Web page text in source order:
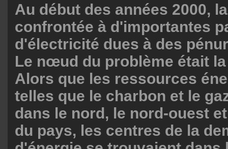
Au début des années 2000,
confrontée à d'importantes
d'électricité dues à des
Le nœud du problème était
Alors que les ressources
telles que le charbon et le
dans le nord, le nord-ouest
du pays, les centres de la